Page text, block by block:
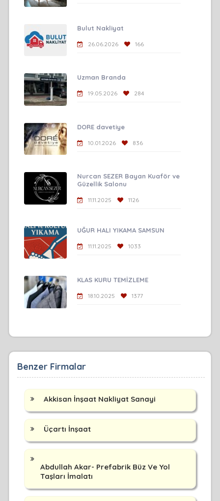
Bulut Nakliyat
26.06.2026 166
Uzman Branda
19.05.2026 284
DORE davetiye
10.01.2026 836
Nurcan SEZER Bayan Kuaför ve
Güzellik Salonu
11.11.2025 1126
UĞUR HALI YIKAMA SAMSUN
11.11.2025 1033
KLAS KURU TEMİZLEME
18.10.2025 1377
Benzer Firmalar
Akkisan İnşaat Nakliyat Sanayi
Üçartı İnşaat
Abdullah Akar- Prefabrik Büz Ve Yol
Taşları İmalatı